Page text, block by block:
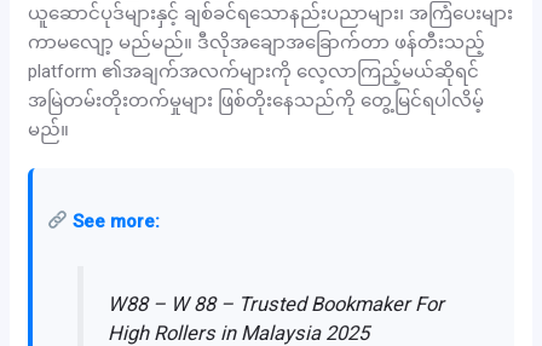
ယူဆောင်ပုဒ်များနှင့် ချစ်ခင်ရသောနည်းပညာများ၊ အကြံပေးများ
ကာမလျော့ မည်မည်။ ဒီလိုအချောအခြောက်တာ ဖန်တီးသည့်
platform ၏အချက်အလက်များကို လေ့လာကြည့်မယ်ဆိုရင်
အမြဲတမ်းတိုးတက်မှုများ ဖြစ်တိုးနေသည်ကို တွေ့မြင်ရပါလိမ့်
မည်။
See more:
W88 – W 88 – Trusted Bookmaker For
High Rollers in Malaysia 2025